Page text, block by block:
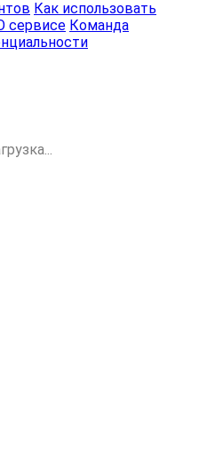
Как использовать
сервисе Команда